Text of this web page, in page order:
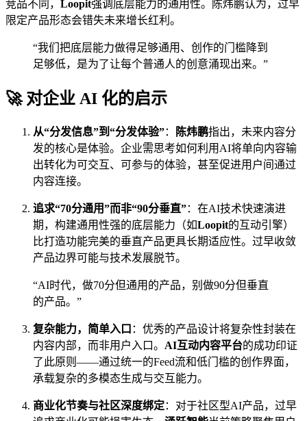
竞品不同， Loopit强调底层能力的通用性。陈炜鹏认为，过早
限定产品形态会错失未来增长红利。
“我们把底层能力做得足够通用、创作的门槛降到
足够低，是为了让每个普通人的创意涌现出来。”
🚀 对企业 AI 化的启示
从“分发信息”到“分发体验”： 陈炜鹏指出，未来内容分
发的核心是体验。企业需思考如何利用AI将单向内容输
出转化为可交互、可参与的体验，甚至促进用户间通过
内容连接。
追求“70分通用”而非“90分垂直”：在AI技术快速演进
期，构建通用性强的底层能力（如Loopit的互动引擎）
比打造功能完美的垂直产品更具长期适应性。过早收敛
产品边界可能与技术发展脱节。
“AI时代，做70分但通用的产品，别做90分但垂直
的产品。”
复杂能力，简单入口 ：优秀的产品设计将复杂性封装在
内容内部，而非用户入口。 AI互动内容平台的成功印证
了此原则——通过统一的Feed流和低门槛的创作界面，
承载复杂的多模态生成与交互能力。
商业化节奏与社区深度绑定：对于社区型AI产品，过早